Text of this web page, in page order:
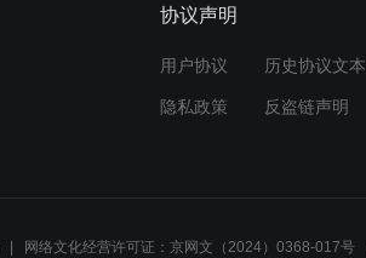
协议声明
用户协议 历史协议文本
隐私政策 反盗链声明
网络文化经营许可证：京网文（2024）0368-017号